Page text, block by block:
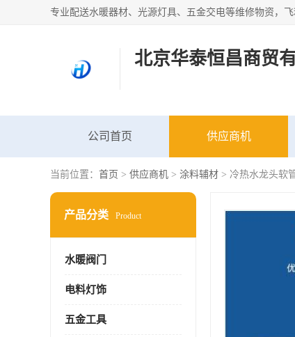
北京华泰恒昌商贸
公司首页 供应商机
当前位置： 首页 > 供应商机 > 涂料辅材 > 冷热水龙头软
产品分类 Product
水暖阀门
电料灯饰
五金工具